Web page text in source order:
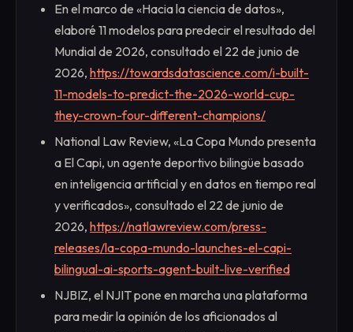
En el marco de «Hacia la ciencia de datos»,
elaboré 11 modelos para predecir el resultado del
Mundial de 2026, consultado el 22 de junio de
2026, https://towardsdatascience.com/i-built-
11-models-to-predict-the-2026-world-cup-
they-crown-four-different-champions/
National Law Review, «La Copa Mundo presenta
a El Capi, un agente deportivo bilingüe basado
en inteligencia artificial y en datos en tiempo real
y verificados», consultado el 22 de junio de
2026, https://natlawreview.com/press-
releases/la-copa-mundo-launches-el-capi-
bilingual-ai-sports-agent-built-live-verified
NJBIZ, el NJIT pone en marcha una plataforma
para medir la opinión de los aficionados al